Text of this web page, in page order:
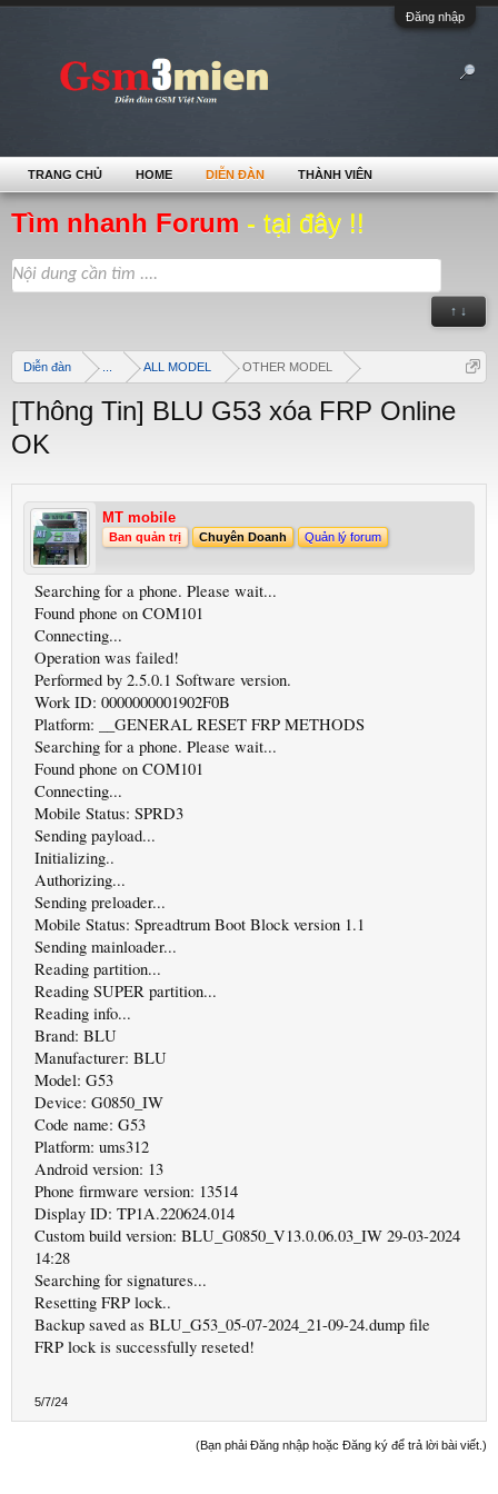
Đăng nhập
Tìm nhanh Forum - tại đây !!
↑ ↓
Diễn đàn ALL MODEL OTHER MODEL
[Thông Tin] BLU G53 xóa FRP Online
OK
MT mobile
Ban quản trị Chuyên Doanh Quản lý forum
Searching for a phone. Please wait...
Found phone on COM101
Connecting...
Operation was failed!
Performed by 2.5.0.1 Software version.
Work ID: 0000000001902F0B
Platform: __GENERAL RESET FRP METHODS
Searching for a phone. Please wait...
Found phone on COM101
Connecting...
Mobile Status: SPRD3
Sending payload...
Initializing..
Authorizing...
Sending preloader...
Mobile Status: Spreadtrum Boot Block version 1.1
Sending mainloader...
Reading partition...
Reading SUPER partition...
Reading info...
Brand: BLU
Manufacturer: BLU
Model: G53
Device: G0850_IW
Code name: G53
Platform: ums312
Android version: 13
Phone firmware version: 13514
Display ID: TP1A.220624.014
Custom build version: BLU_G0850_V13.0.06.03_IW 29-03-2024
14:28
Searching for signatures...
Resetting FRP lock..
Backup saved as BLU_G53_05-07-2024_21-09-24.dump file
FRP lock is successfully reseted!
5/7/24
(Bạn phải Đăng nhập hoặc Đăng ký để trả lời bài viết.)
TRANG CHỦ HOME DIỄN ĐÀN THÀNH VIÊN